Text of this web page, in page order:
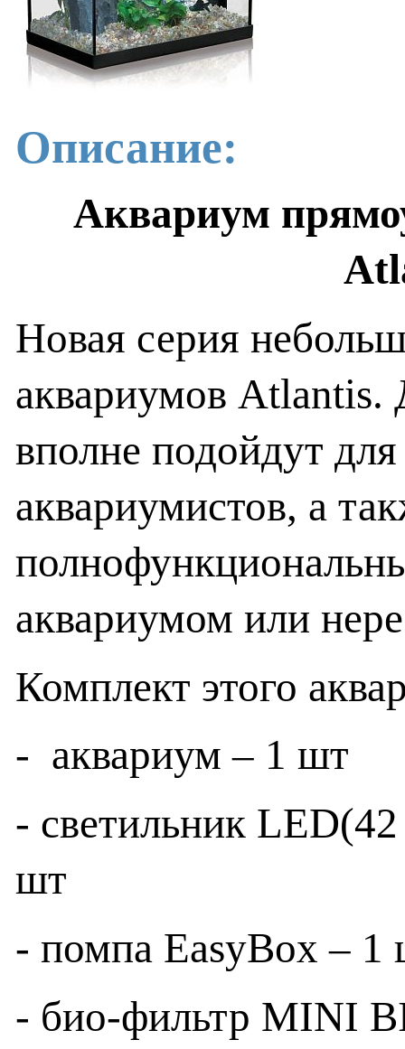
Описание:
Аквариум
Новая серия
аквариумов
вполне подойдут
аквариумистов, а
аквариумом или
Комплект этого
- аквариум – 1 шт
- светильник
шт
- помпа EasyBox – 1
- био-фильтр MINI